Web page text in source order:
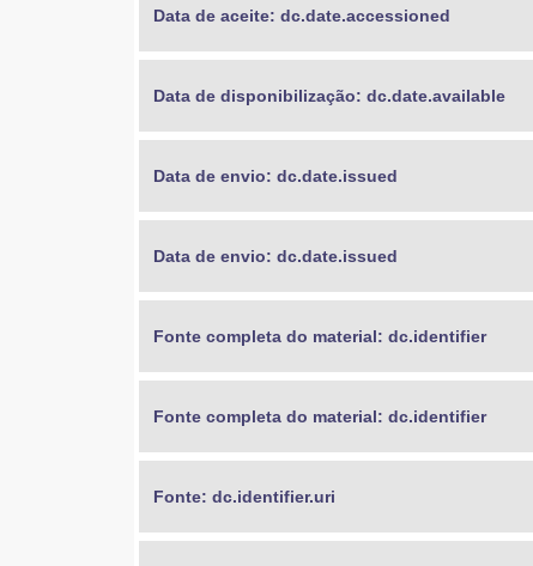
Data de aceite: dc.date.accessioned
Data de disponibilização: dc.date.available
Data de envio: dc.date.issued
Data de envio: dc.date.issued
Fonte completa do material: dc.identifier
Fonte completa do material: dc.identifier
Fonte: dc.identifier.uri